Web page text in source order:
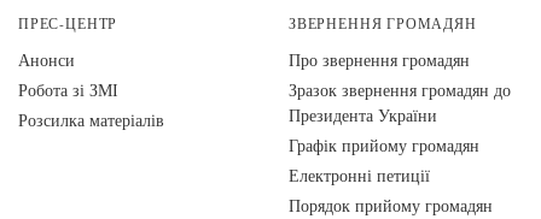
ПРЕС-ЦЕНТР
Анонси
Робота зі ЗМІ
Розсилка матеріалів
ЗВЕРНЕННЯ ГРОМАДЯН
Про звернення громадян
Зразок звернення громадян до
Президента України
Графік прийому громадян
Електронні петиції
Порядок прийому громадян